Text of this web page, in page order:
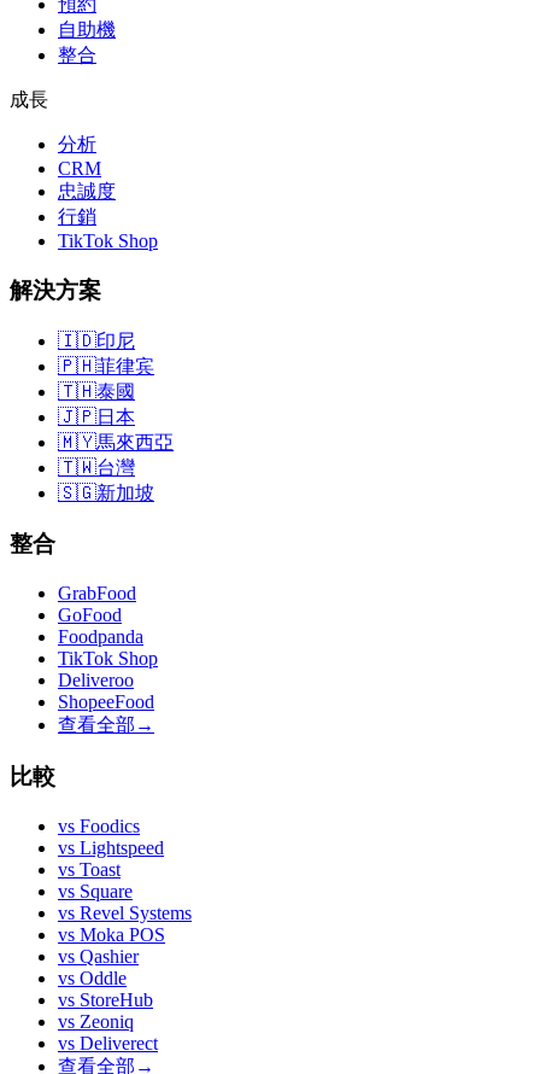
預約
自助機
整合
成長
分析
CRM
忠誠度
行銷
TikTok Shop
解決方案
🇮🇩印尼
🇵🇭菲律宾
🇹🇭泰國
🇯🇵日本
🇲🇾馬來西亞
🇹🇼台灣
🇸🇬新加坡
整合
GrabFood
GoFood
Foodpanda
TikTok Shop
Deliveroo
ShopeeFood
查看全部 →
比較
vs Foodics
vs Lightspeed
vs Toast
vs Square
vs Revel Systems
vs Moka POS
vs Qashier
vs Oddle
vs StoreHub
vs Zeoniq
vs Deliverect
查看全部 →